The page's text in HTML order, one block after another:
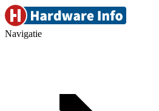
Navigatie